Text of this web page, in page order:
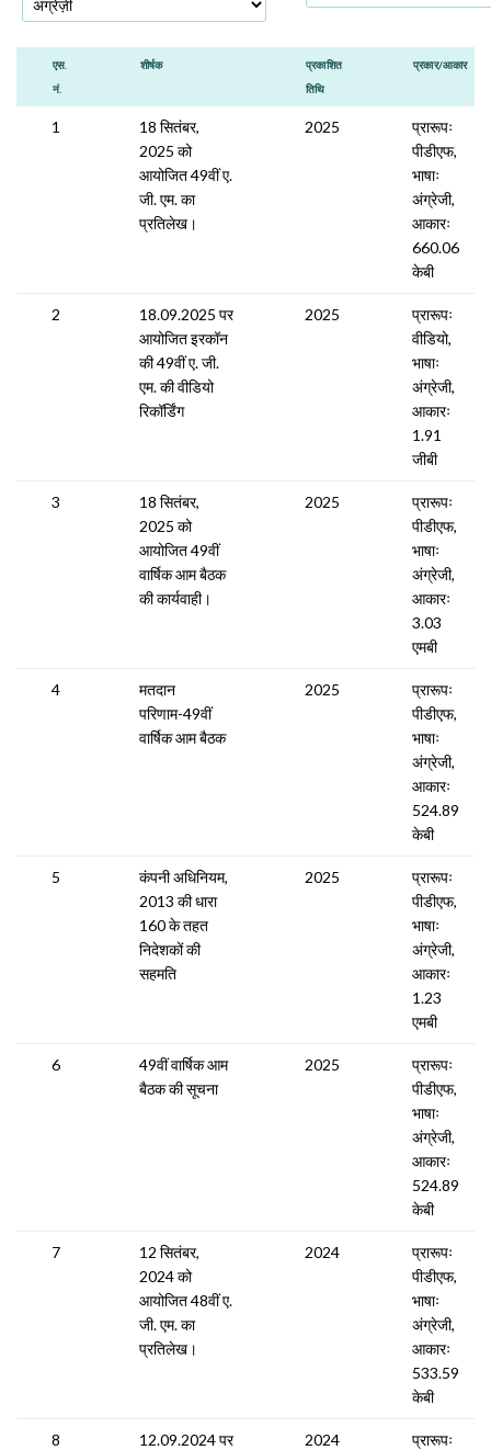
एस.
नं.
शीर्षक
प्रकाशित
तिथि
प्रकार/आकार
1
18 सितंबर,
2025 को
आयोजित 49वीं ए.
जी. एम. का
प्रतिलेख।
2025
प्रारूपः
पीडीएफ,
भाषाः
अंग्रेजी,
आकारः
660.06
केबी
2
18.09.2025 पर
आयोजित इरकॉन
की 49वीं ए. जी.
एम. की वीडियो
रिकॉर्डिंग
2025
प्रारूपः
वीडियो,
भाषाः
अंग्रेजी,
आकारः
1.91
जीबी
3
18 सितंबर,
2025 को
आयोजित 49वीं
वार्षिक आम बैठक
की कार्यवाही।
2025
प्रारूपः
पीडीएफ,
भाषाः
अंग्रेजी,
आकारः
3.03
एमबी
4
मतदान
परिणाम-49वीं
वार्षिक आम बैठक
2025
प्रारूपः
पीडीएफ,
भाषाः
अंग्रेजी,
आकारः
524.89
केबी
5
कंपनी अधिनियम,
2013 की धारा
160 के तहत
निदेशकों की
सहमति
2025
प्रारूपः
पीडीएफ,
भाषाः
अंग्रेजी,
आकारः
1.23
एमबी
6
49वीं वार्षिक आम
बैठक की सूचना
2025
प्रारूपः
पीडीएफ,
भाषाः
अंग्रेजी,
आकारः
524.89
केबी
7
12 सितंबर,
2024 को
आयोजित 48वीं ए.
जी. एम. का
प्रतिलेख।
2024
प्रारूपः
पीडीएफ,
भाषाः
अंग्रेजी,
आकारः
533.59
केबी
8
12.09.2024 पर
2024
प्रारूपः